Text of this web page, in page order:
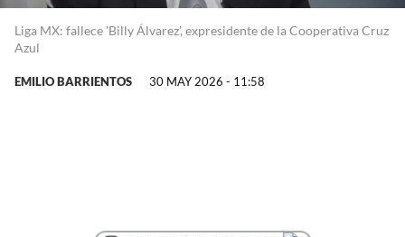
Liga MX: fallece 'Billy Álvarez', expresidente de la Cooperativa Cruz
Azul
EMILIO BARRIENTOS 30 MAY 2026 - 11:58